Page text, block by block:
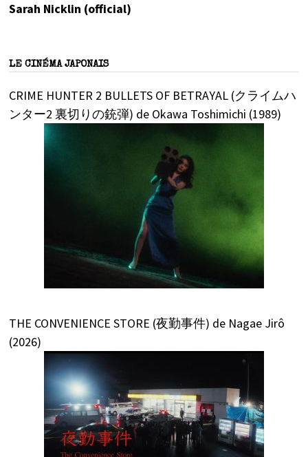
Sarah Nicklin (official)
LE CINÉMA JAPONAIS
CRIME HUNTER 2 BULLETS OF BETRAYAL (クライムハ
ンター2 裏切りの銃弾) de Okawa Toshimichi (1989)
THE CONVENIENCE STORE (夜勤事件) de Nagae Jirô
(2026)